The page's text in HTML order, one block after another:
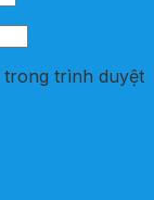
trong trình duyệt